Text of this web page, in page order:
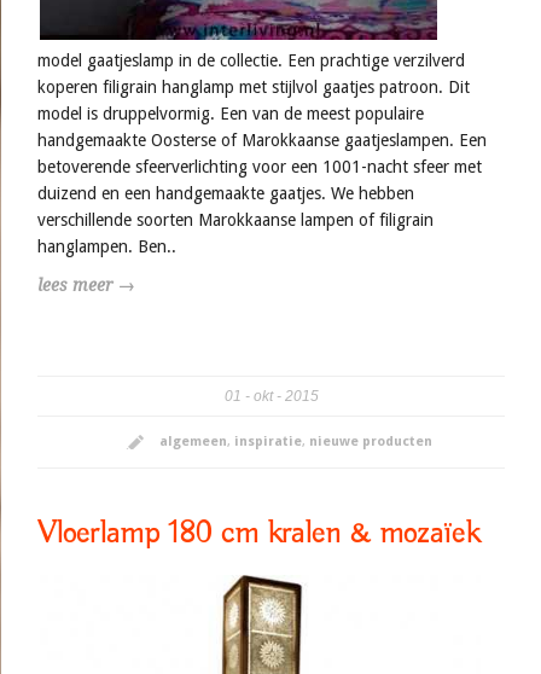
model gaatjeslamp in de collectie. Een prachtige verzilverd
koperen filigrain hanglamp met stijlvol gaatjes patroon. Dit
model is druppelvormig. Een van de meest populaire
handgemaakte Oosterse of Marokkaanse gaatjeslampen. Een
betoverende sfeerverlichting voor een 1001-nacht sfeer met
duizend en een handgemaakte gaatjes. We hebben
verschillende soorten Marokkaanse lampen of filigrain
hanglampen. Ben..
lees meer →
01 okt 2015
algemeen, inspiratie, nieuwe producten
Vloerlamp 180 cm kralen & mozaïek